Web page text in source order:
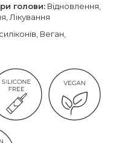
голови: Відновлення,
Лікування
Веган,